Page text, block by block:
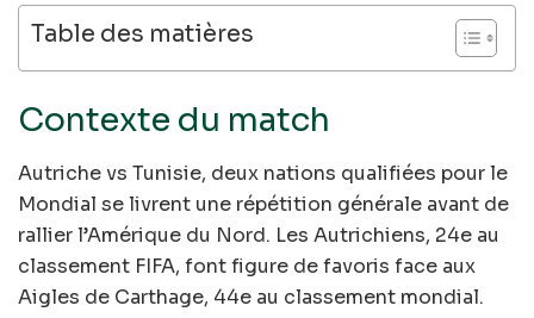
Table des matières
Contexte du match
Autriche vs Tunisie, deux nations qualifiées pour le
Mondial se livrent une répétition générale avant de
rallier l’Amérique du Nord. Les Autrichiens, 24e au
classement FIFA, font figure de favoris face aux
Aigles de Carthage, 44e au classement mondial.